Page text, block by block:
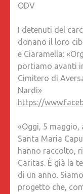
ODV
I detenuti del
donano il loro
e Ciaramella:
portiamo avanti
Cimitero di
Nardi»
https://
«Oggi, 5 maggio,
Santa Maria
hanno raccolto,
Caritas. È già la
di un anno.
progetto che,